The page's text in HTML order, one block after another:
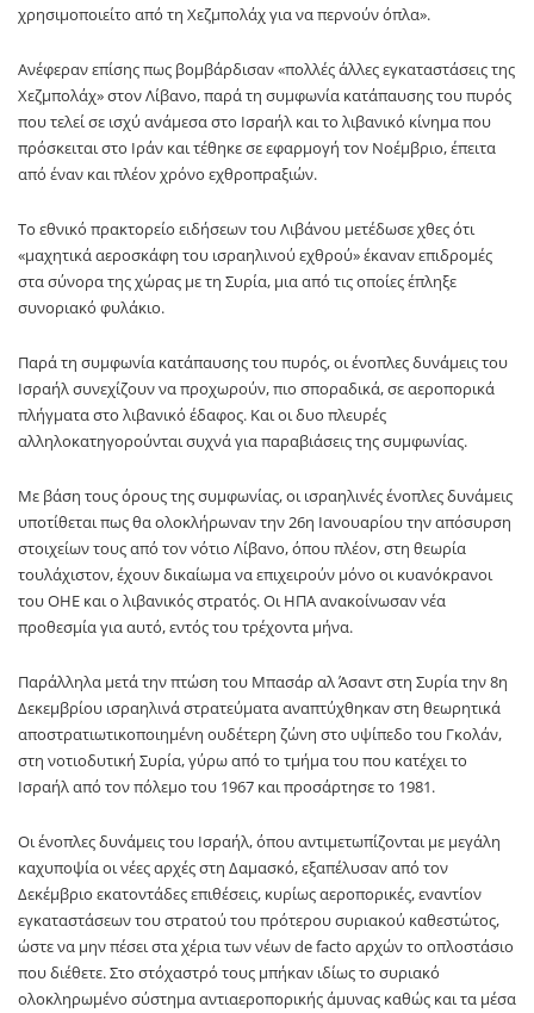
χρησιμοποιείτο από τη Χεζμπολάχ για να περνούν όπλα».
Ανέφεραν επίσης πως βομβάρδισαν «πολλές άλλες εγκαταστάσεις της
Χεζμπολάχ» στον Λίβανο, παρά τη συμφωνία κατάπαυσης του πυρός
που τελεί σε ισχύ ανάμεσα στο Ισραήλ και το λιβανικό κίνημα που
πρόσκειται στο Ιράν και τέθηκε σε εφαρμογή τον Νοέμβριο, έπειτα
από έναν και πλέον χρόνο εχθροπραξιών.
Το εθνικό πρακτορείο ειδήσεων του Λιβάνου μετέδωσε χθες ότι
«μαχητικά αεροσκάφη του ισραηλινού εχθρού» έκαναν επιδρομές
στα σύνορα της χώρας με τη Συρία, μια από τις οποίες έπληξε
συνοριακό φυλάκιο.
Παρά τη συμφωνία κατάπαυσης του πυρός, οι ένοπλες δυνάμεις του
Ισραήλ συνεχίζουν να προχωρούν, πιο σποραδικά, σε αεροπορικά
πλήγματα στο λιβανικό έδαφος. Και οι δυο πλευρές
αλληλοκατηγορούνται συχνά για παραβιάσεις της συμφωνίας.
Με βάση τους όρους της συμφωνίας, οι ισραηλινές ένοπλες δυνάμεις
υποτίθεται πως θα ολοκλήρωναν την 26η Ιανουαρίου την απόσυρση
στοιχείων τους από τον νότιο Λίβανο, όπου πλέον, στη θεωρία
τουλάχιστον, έχουν δικαίωμα να επιχειρούν μόνο οι κυανόκρανοι
του ΟΗΕ και ο λιβανικός στρατός. Οι ΗΠΑ ανακοίνωσαν νέα
προθεσμία για αυτό, εντός του τρέχοντα μήνα.
Παράλληλα μετά την πτώση του Μπασάρ αλ Άσαντ στη Συρία την 8η
Δεκεμβρίου ισραηλινά στρατεύματα αναπτύχθηκαν στη θεωρητικά
αποστρατιωτικοποιημένη ουδέτερη ζώνη στο υψίπεδο του Γκολάν,
στη νοτιοδυτική Συρία, γύρω από το τμήμα του που κατέχει το
Ισραήλ από τον πόλεμο του 1967 και προσάρτησε το 1981.
Οι ένοπλες δυνάμεις του Ισραήλ, όπου αντιμετωπίζονται με μεγάλη
καχυποψία οι νέες αρχές στη Δαμασκό, εξαπέλυσαν από τον
Δεκέμβριο εκατοντάδες επιθέσεις, κυρίως αεροπορικές, εναντίον
εγκαταστάσεων του στρατού του πρότερου συριακού καθεστώτος,
ώστε να μην πέσει στα χέρια των νέων de facto αρχών το οπλοστάσιο
που διέθετε. Στο στόχαστρό τους μπήκαν ιδίως το συριακό
ολοκληρωμένο σύστημα αντιαεροπορικής άμυνας καθώς και τα μέσα